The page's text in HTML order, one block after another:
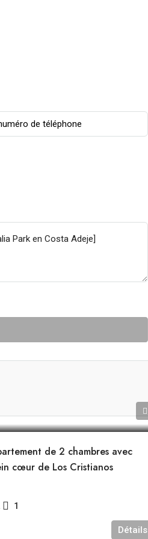
de 2 chambres avec
cœur de Los Cristianos
1
Détails